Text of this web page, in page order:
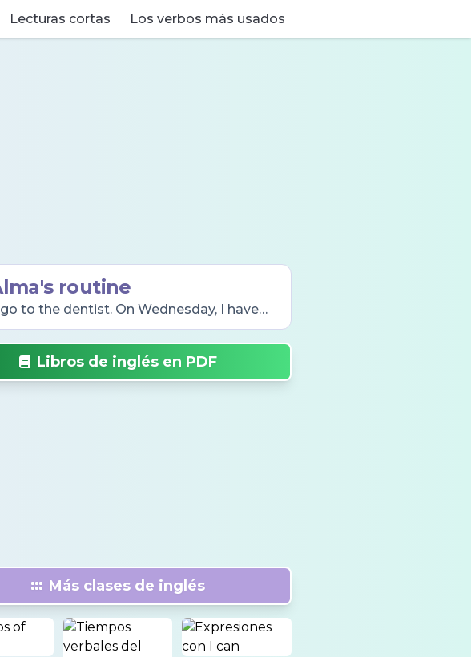
Lecturas cortas Los verbos más usados
routine
to the dentist. On Wednesday, I have
my mom's house.
Libros de inglés en PDF
Más clases de inglés